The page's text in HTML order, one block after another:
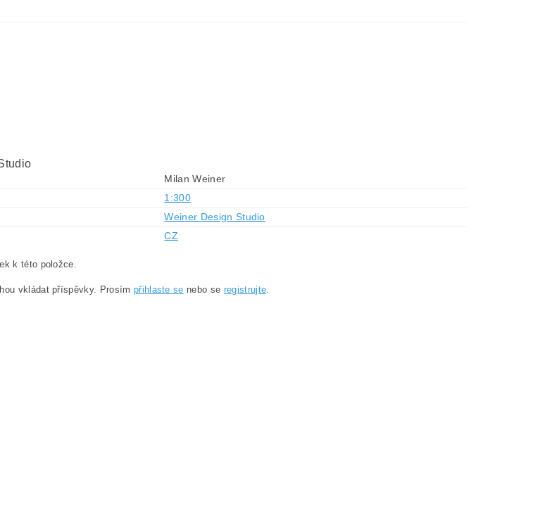
Milan Weiner
1:300
Weiner Design Studio
CZ
k této položce.
vkládat příspěvky. Prosím přihlaste se nebo se registrujte.